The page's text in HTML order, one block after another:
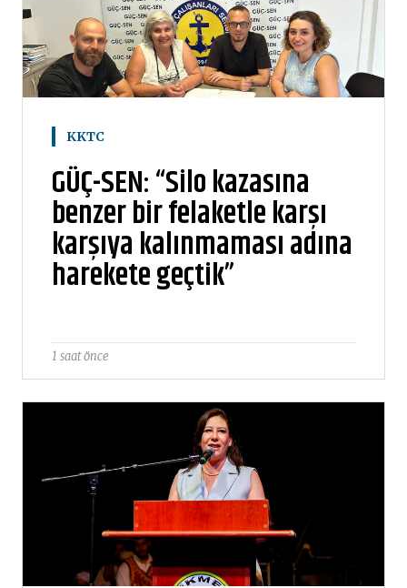
KKTC
GÜÇ-SEN: “Silo kazasına
benzer bir felaketle karşı
karşıya kalınmaması adına
harekete geçtik”
1 saat önce